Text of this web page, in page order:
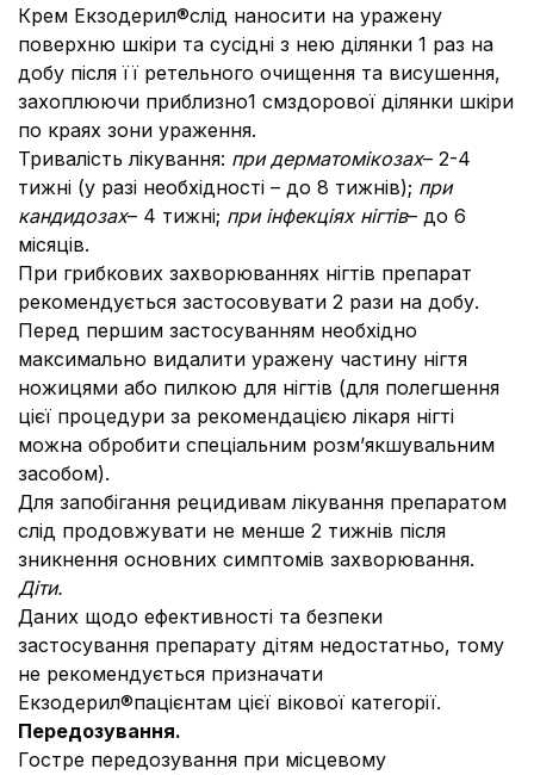
Крем Екзодерил®слід наносити на уражену
поверхню шкіри та сусідні з нею ділянки 1 раз на
добу після її ретельного очищення та висушення,
захоплюючи приблизно1 смздорової ділянки шкіри
по краях зони ураження.
Тривалість лікування: при дерматомікозах– 2-4
тижні (у разі необхідності – до 8 тижнів); при
кандидозах– 4 тижні; при інфекціях нігтів– до 6
місяців.
При грибкових захворюваннях нігтів препарат
рекомендується застосовувати 2 рази на добу.
Перед першим застосуванням необхідно
максимально видалити уражену частину нігтя
ножицями або пилкою для нігтів (для полегшення
цієї процедури за рекомендацією лікаря нігті
можна обробити спеціальним розм’якшувальним
засобом).
Для запобігання рецидивам лікування препаратом
слід продовжувати не менше 2 тижнів після
зникнення основних симптомів захворювання.
Діти.
Даних щодо ефективності та безпеки
застосування препарату дітям недостатньо, тому
не рекомендується призначати
Екзодерил®пацієнтам цієї вікової категорії.
Передозування.
Гостре передозування при місцевому